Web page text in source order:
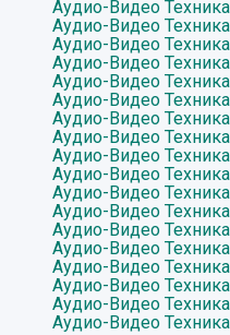
Аудио-Видео
Аудио-Видео
Аудио-Видео
Аудио-Видео
Аудио-Видео
Аудио-Видео
Аудио-Видео
Аудио-Видео
Аудио-Видео
Аудио-Видео
Аудио-Видео Техника
Аудио-Видео
Аудио-Видео Техника
Аудио-Видео
Аудио-Видео
Аудио-Видео
Аудио-Видео
Аудио-Видео